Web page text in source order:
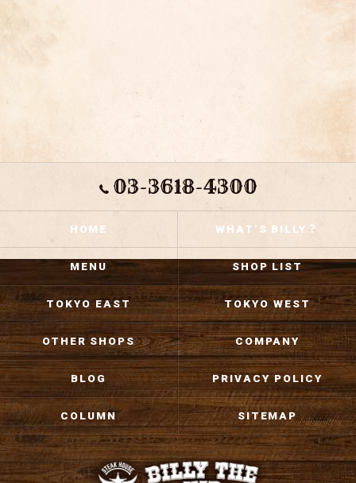
03-3618-4300
HOME WHAT’S BILLY？
MENU SHOP LIST
TOKYO EAST TOKYO WEST
OTHER SHOPS COMPANY
BLOG PRIVACY POLICY
COLUMN SITEMAP